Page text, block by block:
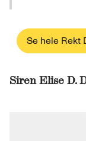
Se hele Rekt
Siren Elise D.